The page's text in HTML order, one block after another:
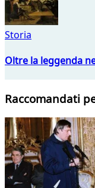
Storia
Oltre la leggenda
Raccomandati